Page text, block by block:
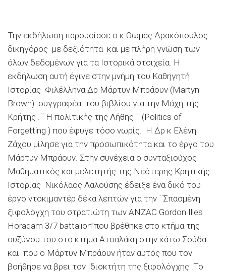
Την εκδήλωση παρουσίασε ο κ Θωμάς Δρακόπουλος
δικηγόρος με δεξιότητα και με πλήρη γνώση των
όλων δεδομένων για τα Ιστορικά στοιχεία. Η
εκδήλωση αυτή έγινε στην μνήμη του Καθηγητή
Ιστορίας Φιλέλληνα Δρ Μάρτυν Μπράουν (Μartyn
Brown) συγγραφέα του βιβλίου για την Μάχη της
Κρήτης .΄΄ Η πολιτικής της Λήθης ΄΄ (Politics of
Forgetting ) που έφυγε τόσο νωρίς. Η Δρ κ Ελένη
Ζάχου μίλησε για την προσωπικότητα και το έργο του
Μάρτυν Μπράουν. Στην συνέχεια ο συνταξιούχος
Μαθηματικός και μελετητής της Νεότερης Κρητικής
Ιστορίας Νικόλαος Λαλούσης έδειξε ένα δικό του
έργο ντοκιμαντέρ δέκα λεπτών για την ΄΄Σπασμένη
ξιφολόγχη του στρατιώτη των ΑΝΖΑC Gordon Ιlles
Horadam 3/7 battalion’’που βρέθηκε στο κτήμα της
συζύγου του στο κτήμα Ατσαλάκη στην κάτω Σούδα
και που ο Μάρτυν Μπράουν ήταν αυτός που τον
βοήθησε να βρει τον Ιδιοκτήτη της ξιφολόγχης .Το